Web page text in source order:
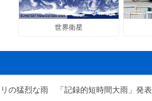
世界衛星
リの猛烈な雨 「記録的短時間大雨」発表